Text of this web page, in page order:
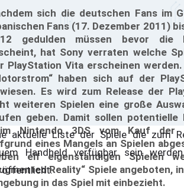
sich die deutschen Fans im
Fans (17. Dezember 2011)
gedulden müssen bevor die
hat Sony verraten welche
PlayStation Vita erscheinen werden.
haben sich auf der
Es wird zum Release der
weiteren Spielen eine große
geben. Damit sollen
Nintendo 3DS vom Kauf der
eines Mangels an Spielen
elf eigenständigen Spielen
Reality“ Spiele angeboten,
in das Spiel mit einbezieht.
aktuelle Liste der Spiele die zum
Handheld verfügbar sein